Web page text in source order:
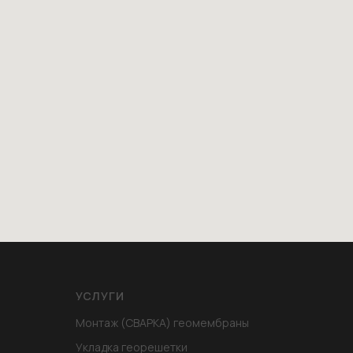
УСЛУГИ
Монтаж (СВАРКА) геомембраны
Укладка георешетки